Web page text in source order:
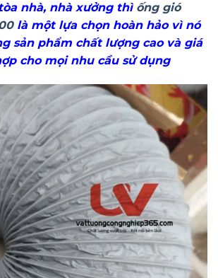
nhà, nhà xưởng thì ống gió
là một lựa chọn hoàn hảo vì nó
sản phẩm chất lượng cao và giá
cho mọi nhu cầu sử dụng